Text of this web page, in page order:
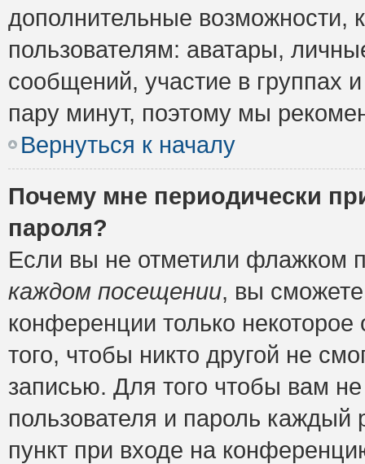
дополнительные возможности,
пользователям: аватары,
сообщений, участие в группах
пару минут, поэтому мы
Вернуться к началу
Почему мне периодически
пароля?
Если вы не отметили флажком
каждом посещении, вы
конференции только
того, чтобы никто другой не
записью. Для того чтобы вам
пользователя и пароль
пункт при входе на